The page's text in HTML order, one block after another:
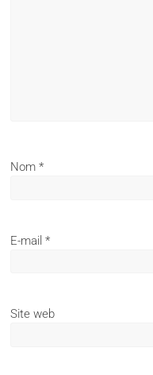
Nom*
E-mail*
Site web